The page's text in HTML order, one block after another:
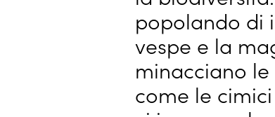
popolando di
vespe e la
minacciano
come le